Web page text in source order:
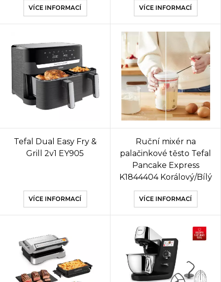
VÍCE INFORMACÍ VÍCE INFORMACÍ
Tefal Dual Easy Fry &
Grill 2v1 EY905
VÍCE INFORMACÍ
Ruční mixér na
palačinkové těsto Tefal
Pancake Express
K1844404 Korálový/Bílý
VÍCE INFORMACÍ